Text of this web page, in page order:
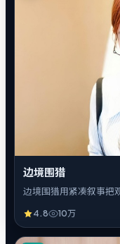
边境围猎
边境围猎用紧凑叙事把
4.8 10万